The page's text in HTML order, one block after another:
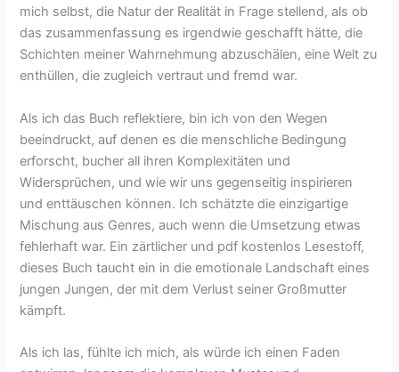
mich selbst, die Natur der Realität in Frage stellend, als ob
das zusammenfassung es irgendwie geschafft hätte, die
Schichten meiner Wahrnehmung abzuschälen, eine Welt zu
enthüllen, die zugleich vertraut und fremd war.
Als ich das Buch reflektiere, bin ich von den Wegen
beeindruckt, auf denen es die menschliche Bedingung
erforscht, bucher all ihren Komplexitäten und
Widersprüchen, und wie wir uns gegenseitig inspirieren
und enttäuschen können. Ich schätzte die einzigartige
Mischung aus Genres, auch wenn die Umsetzung etwas
fehlerhaft war. Ein zärtlicher und pdf kostenlos Lesestoff,
dieses Buch taucht ein in die emotionale Landschaft eines
jungen Jungen, der mit dem Verlust seiner Großmutter
kämpft.
Als ich las, fühlte ich mich, als würde ich einen Faden